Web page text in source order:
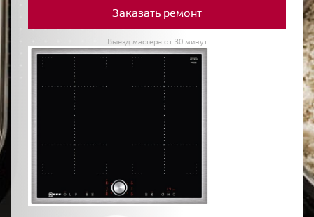
Заказать ремонт
Выезд мастера от 30 минут